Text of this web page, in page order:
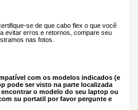
se de que cabo flex o que você
evitar erros e retornos, compare seu
nas fotos.
com os modelos indicados (e
pode ser visto na parte localizada
o modelo do seu laptop ou
su portatil por favor pergunte e